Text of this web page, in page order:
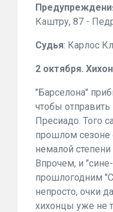
Каштру, 87 -
Судья: Карлос
2 октября.
"Барселона"
чтобы отправить
Пресиадо. Того
прошлом сезоне
немалой
Впрочем, и
прошлогодним
непросто, очки
хихонцы уже не